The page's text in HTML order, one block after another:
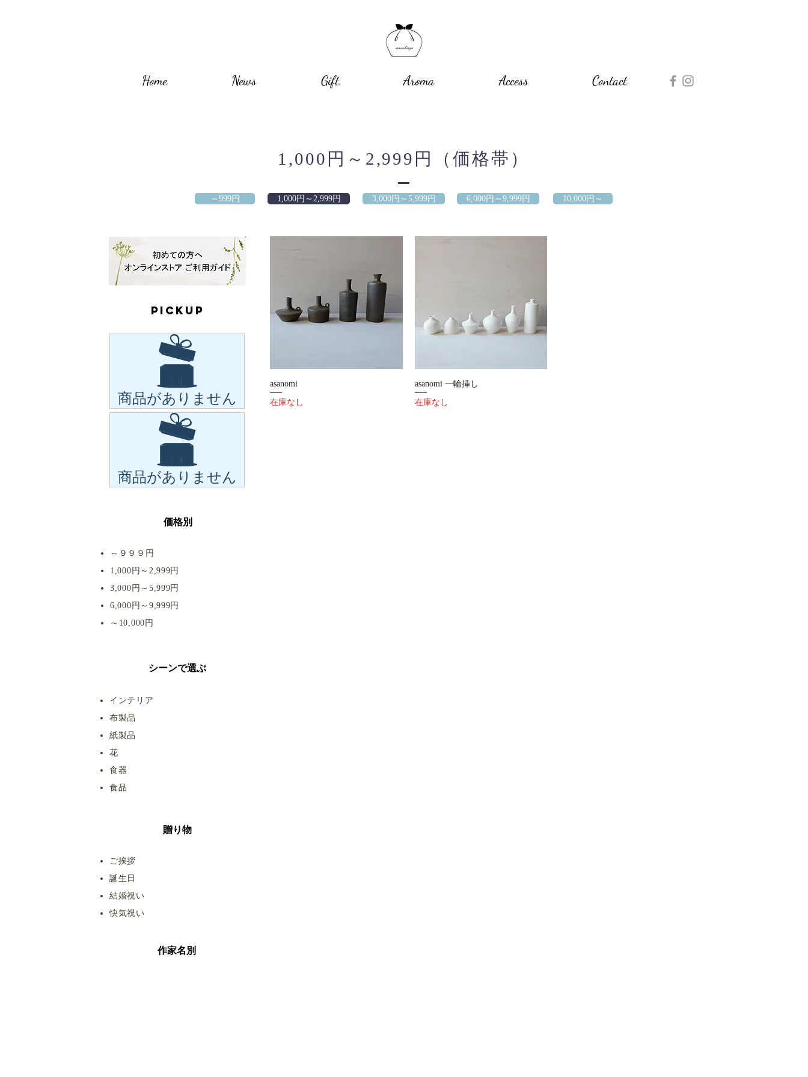
Home News Gift Aroma Access Contact
1,000円～2,999円（価格帯）
～999円 1,000円～2,999円 3,000円～5,999円 6,000円～9,999円 10,000円～
PICKUP
商品がありません
商品がありません
価格別
～９９９円
1,000円～2,999円
3,000円～5,999円
6,000円～9,999円
​～10,000円
シーンで選ぶ
インテリア
布製品
紙製品
花
食器
食品
贈り物
ご挨拶
誕生日
結婚祝い
快気祝い
作家名別
asanomi
在庫なし
asanomi 一輪挿し
在庫なし